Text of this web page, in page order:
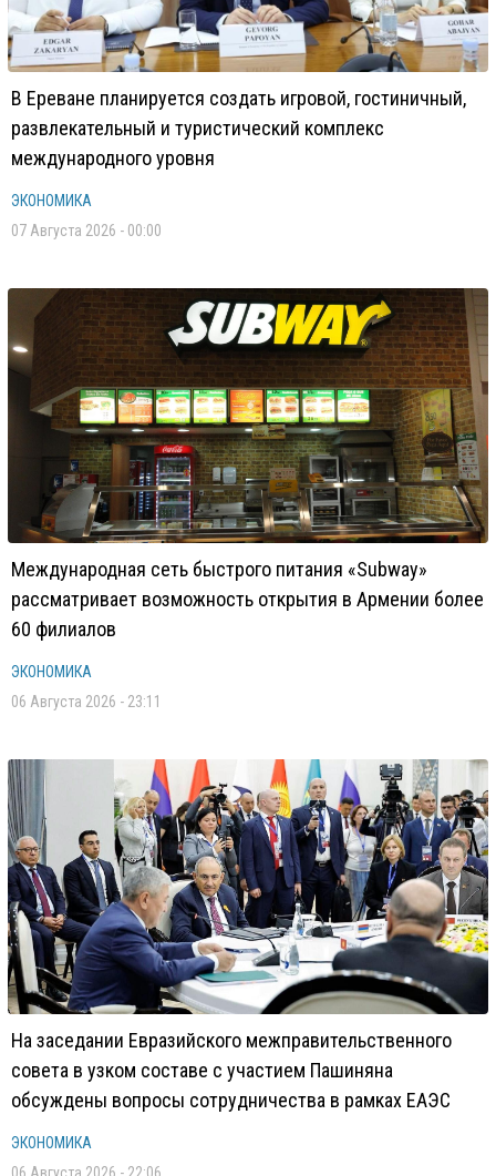
В Ереване планируется создать игровой, гостиничный,
развлекательный и туристический комплекс
международного уровня
ЭКОНОМИКА
07 Августа 2026 - 00:00
Международная сеть быстрого питания «Subway»
рассматривает возможность открытия в Армении более
60 филиалов
ЭКОНОМИКА
06 Августа 2026 - 23:11
На заседании Евразийского межправительственного
совета в узком составе с участием Пашиняна
обсуждены вопросы сотрудничества в рамках ЕАЭС
ЭКОНОМИКА